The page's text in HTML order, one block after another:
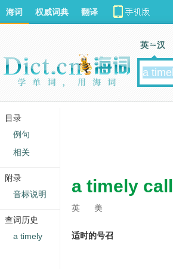
a timely call
英 美
适时的号召
海词 权威词典 翻译
英 汉
目录
例句
相关
附录
音标说明
查词历史
a timely